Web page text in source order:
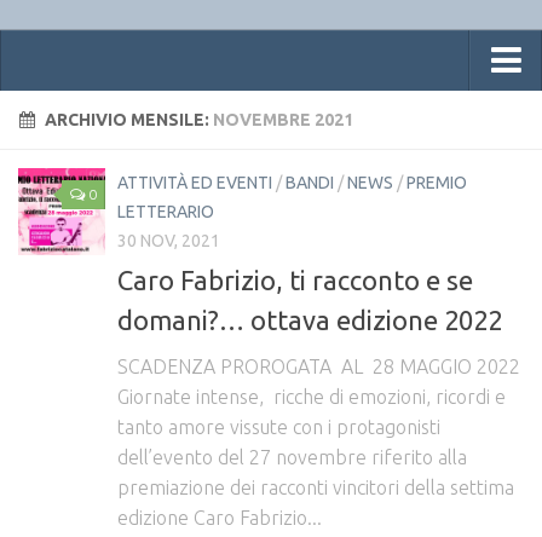
Home
News
Premio letterario
SOS persone scomparse
Storie e messaggi
Contenuti scaricabili
ARCHIVIO MENSILE: NOVEMBRE 2021
0
ATTIVITÀ ED EVENTI /BANDI /NEWS /PREMIO
LETTERARIO
30 NOV, 2021
Caro Fabrizio, ti racconto e se
domani?… ottava edizione 2022
SCADENZA PROROGATA AL 28 MAGGIO 2022
Giornate intense, ricche di emozioni, ricordi e
tanto amore vissute con i protagonisti
dell’evento del 27 novembre riferito alla
premiazione dei racconti vincitori della settima
edizione Caro Fabrizio...